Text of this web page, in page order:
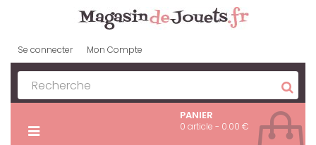
Se connecter Mon Compte
PANIER
0 article - 0.00 €